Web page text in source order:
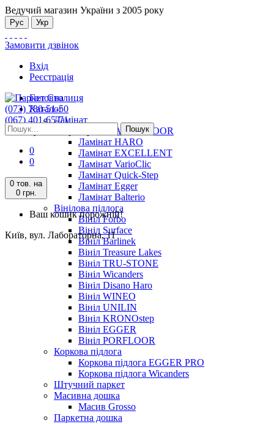
Ведучий магазин України з 2005 року
Рус Укр
Замовити дзвінок
Вхід
Реєстрація
(073) 780-51-50
(067) 401-65-71
Київ, вул. Лабораторна, 11
Пошук
0
0
0 тов. на
0 грн.
Ваш кошик порожній!
Київ, вул. Лабораторна, 11
Головна
Каталог
Ламінат
Ламінат ALSAFLOOR
Ламінат HARO
Ламінат EXCELLENT
Ламінат VarioClic
Ламінат Quick-Step
Ламінат Egger
Ламінат Balterio
Вінілова підлога
Вініл Forbo
Вініл Surface
Вініл Barlinek
Вініл Treasure Lakes
Вініл TRU-STONE
Вініл Wicanders
Вініл Disano Haro
Вініл WINEO
Вініл UNILIN
Вініл KRONOstep
Вініл EGGER
Вініл PORFLOOR
Коркова підлога
Коркова підлога EGGER PRO
Коркова підлога Wicanders
Штучний паркет
Масивна дошка
Масив Grosso
Паркетна дошка